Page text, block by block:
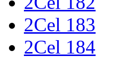
2Cel 183
2Cel 184